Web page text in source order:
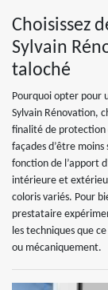
Choisissez
Sylvain
taloché
Pourquoi opter pour
Sylvain Rénovation,
finalité de protection
façades d’être
fonction de l’apport
intérieure et
coloris variés. Pour
prestataire
les techniques que
ou mécaniquement.